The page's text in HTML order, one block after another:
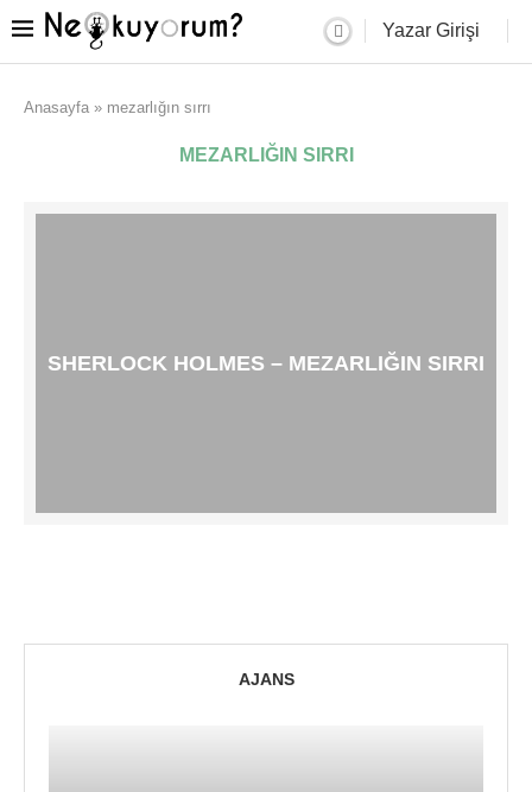
Yazar Girişi
Anasayfa » mezarlığın sırrı
MEZARLIĞIN SIRRI
SHERLOCK HOLMES – MEZARLIĞIN SIRRI
AJANS